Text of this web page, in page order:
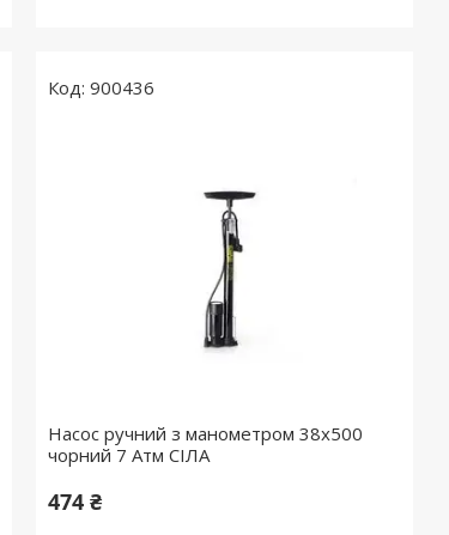
900436
Насос ручний з манометром 38х500
чорний 7 Атм СІЛА
474 ₴